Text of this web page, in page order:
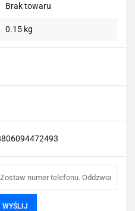
Brak towaru
0.15 kg
WYŚLIJ